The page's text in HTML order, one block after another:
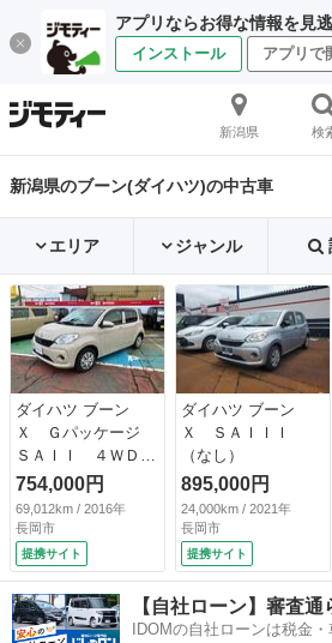
アプリならお得な情報を見
インストール アプリで
新潟県 検
新潟県のブーン(ダイハツ)の中古車
エリア ジャンル
ダイハツ ブーン
Ｘ Ｇパッケージ
ＳＡＩＩ ４ＷＤ
純正フルセグＳＤナ
ビＴＶ＆バックカメ
ラ オートＬＥＤヘ
ッドライト シート
ヒーター コムテッ
クドライブレコーダ
ー ＥＴＣ スマー
トキー プッシュス
754,000円
69,012km / 2016年
長岡市
提携サイト
ダイハツ ブーン
Ｘ ＳＡＩＩＩ
（なし）
895,000円
24,000km / 2021年
長岡市
提携サイト
【自社ローン】審査通
IDOMの自社ローンは税金・